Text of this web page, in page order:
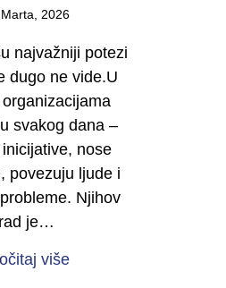
2026
najvažniji potezi
dugo ne vide.U
svakog dana –
nose
povezuju ljude i
Njihov
rad je…
višeabout Počinje